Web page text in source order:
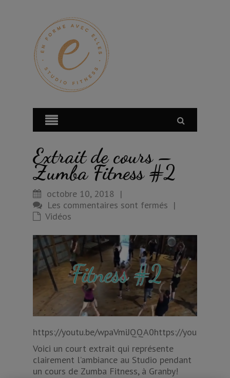
Extrait de cours –
Zumba Fitness #2
octobre 10, 2018 |
Les commentaires sont fermés |
Vidéos
https://youtu.be/wpaVmiJQQA0https://youtu.be/
Voici un court extrait qui représente
clairement l’ambiance au Studio pendant
un cours de Zumba Fitness, à Granby!